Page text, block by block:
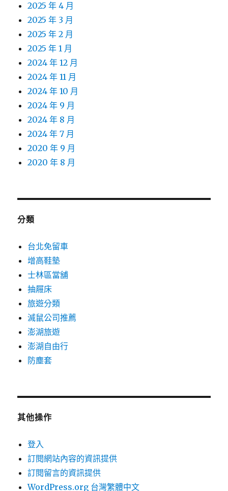
2025 年 4 月
2025 年 3 月
2025 年 2 月
2025 年 1 月
2024 年 12 月
2024 年 11 月
2024 年 10 月
2024 年 9 月
2024 年 8 月
2024 年 7 月
2020 年 9 月
2020 年 8 月
分類
台北免留車
增高鞋墊
士林區當舖
抽屜床
旅遊分類
滅鼠公司推薦
澎湖旅遊
澎湖自由行
防塵套
其他操作
登入
訂閱網站內容的資訊提供
訂閱留言的資訊提供
WordPress.org 台灣繁體中文